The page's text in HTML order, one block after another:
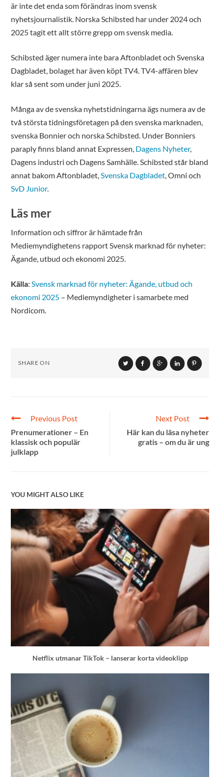
är inte det enda som förändras inom svensk
nyhetsjournalistik. Norska Schibsted har under 2024 och
2025 tagit ett allt större grepp om svensk media.
Schibsted äger numera inte bara Aftonbladet och Svenska
Dagbladet, bolaget har även köpt TV4. TV4-affären blev
klar så sent som under juni 2025.
Många av de svenska nyhetstidningarna ägs numera av de
två största tidningsföretagen på den svenska marknaden,
svenska Bonnier och norska Schibsted. Under Bonniers
paraply finns bland annat Expressen, Dagens Nyheter,
Dagens industri och Dagens Samhälle. Schibsted står bland
annat bakom Aftonbladet, Svenska Dagbladet , Omni och
SvD Junior.
Läs mer
Information och siffror är hämtade från
Mediemyndighetens rapport Svensk marknad för nyheter:
Ägande, utbud och ekonomi 2025.
Källa: Svensk marknad för nyheter: Ägande, utbud och
ekonomi 2025 – Mediemyndigheter i samarbete med
Nordicom.
SHARE ON
Previous Post
Prenumerationer – En
klassisk och populär
julklapp
Next Post
Här kan du läsa nyheter
gratis – om du är ung
YOU MIGHT ALSO LIKE
Netflix utmanar TikTok – lanserar korta videoklipp